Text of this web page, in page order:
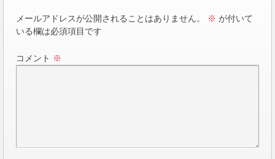
メールアドレスが公開されることはありません。 ※ が付いて
いる欄は必須項目です
コメント ※